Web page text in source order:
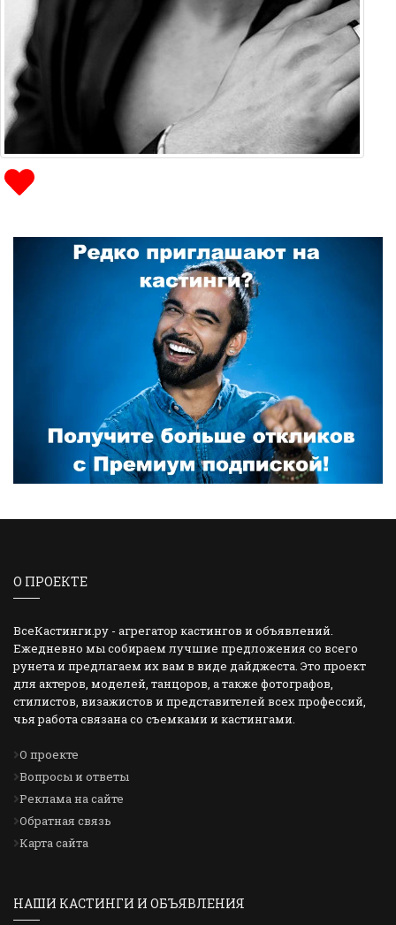
О ПРОЕКТЕ
ВсеКастинги.ру - агрегатор кастингов и объявлений.
Ежедневно мы собираем лучшие предложения со всего
рунета и предлагаем их вам в виде дайджеста. Это проект
для актеров, моделей, танцоров, а также фотографов,
стилистов, визажистов и представителей всех профессий,
чья работа связана со съемками и кастингами.
О проекте
Вопросы и ответы
Реклама на сайте
Обратная связь
Карта сайта
НАШИ КАСТИНГИ И ОБЪЯВЛЕНИЯ